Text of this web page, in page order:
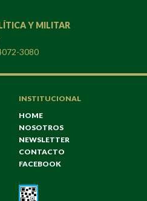
Y MILITAR
3080
INSTITUCIONAL
HOME
NOSOTROS
NEWSLETTER
CONTACTO
FACEBOOK